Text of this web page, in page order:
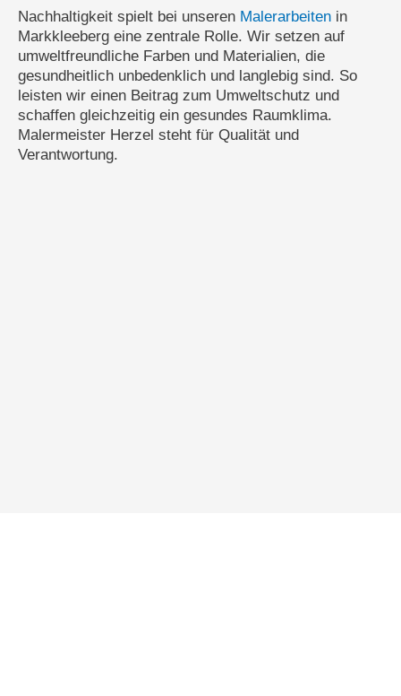
Nachhaltigkeit spielt bei unseren Malerarbeiten in
Markkleeberg eine zentrale Rolle. Wir setzen auf
umweltfreundliche Farben und Materialien, die
gesundheitlich unbedenklich und langlebig sind. So
leisten wir einen Beitrag zum Umweltschutz und
schaffen gleichzeitig ein gesundes Raumklima.
Malermeister Herzel steht für Qualität und
Verantwortung.